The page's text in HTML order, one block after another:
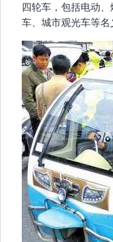
四轮车，包括电动
车、城市观光车等名